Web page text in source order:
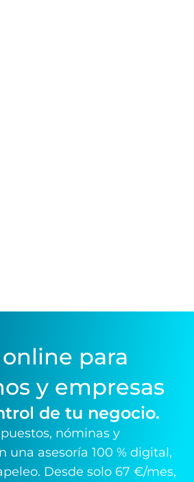
para
y empresas
de tu negocio.
nóminas y
una asesoría 100 % digital,
Desde solo 67 €/mes,